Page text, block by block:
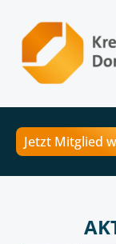
Jetzt Mitglied